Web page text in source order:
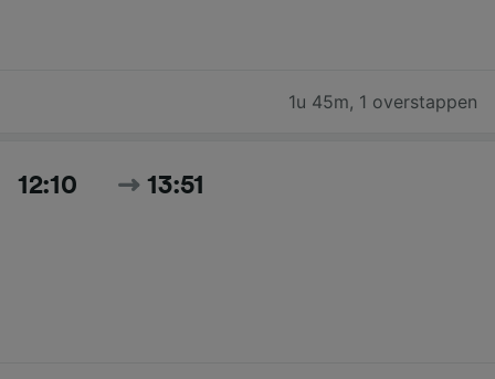
1u 45m, 1 overstappen
12:10 13:51